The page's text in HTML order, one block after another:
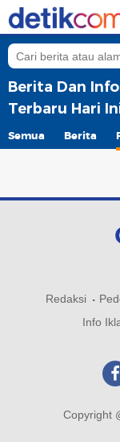
Berita Dan
Terbaru Hari
Semua Berita
Redaksi
Info
Copyright